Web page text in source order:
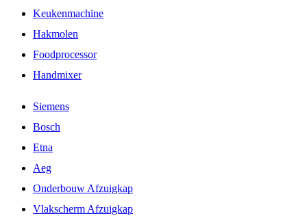
Keukenmachine
Hakmolen
Foodprocessor
Handmixer
Siemens
Bosch
Etna
Aeg
Onderbouw Afzuigkap
Vlakscherm Afzuigkap